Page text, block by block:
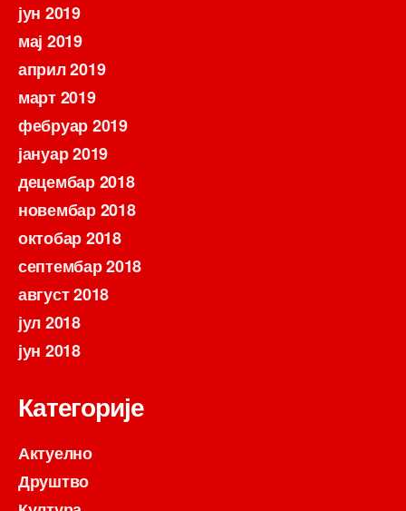
јун 2019
мај 2019
април 2019
март 2019
фебруар 2019
јануар 2019
децембар 2018
новембар 2018
октобар 2018
септембар 2018
август 2018
јул 2018
јун 2018
Категорије
Актуелно
Друштво